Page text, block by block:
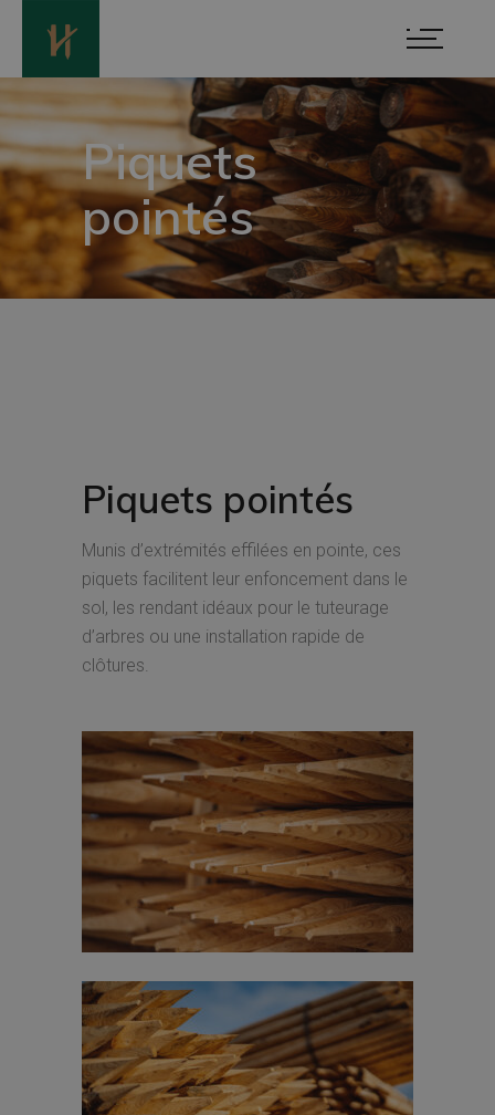
Piquets
pointés
Piquets pointés
Munis d’extrémités effilées en pointe, ces
piquets facilitent leur enfoncement dans le
sol, les rendant idéaux pour le tuteurage
d’arbres ou une installation rapide de
clôtures.